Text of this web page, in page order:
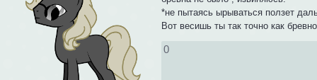
*не пытаясь ырываться ползет
Вот весишь ты так точно как
0